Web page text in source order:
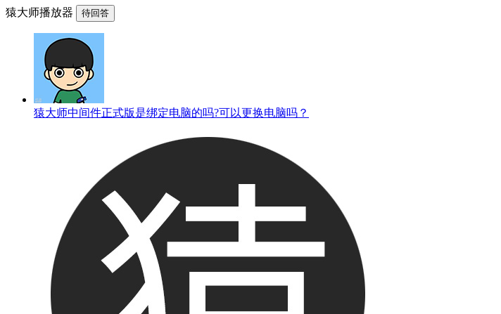
猿大师播放器 待回答
猿大师中间件正式版是绑定电脑的吗?可以更换电脑吗？